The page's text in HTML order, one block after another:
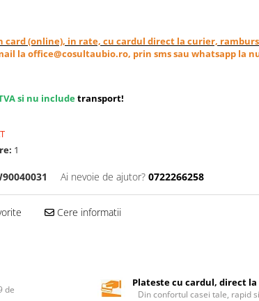
(online), in rate, cu cardul direct la curier, ramburs
la office@cosultaubio.ro, prin sms sau whatsapp la
si nu includetransport!
1
Ai nevoie de ajutor? 0722266258
Cere informatii
de
Plateste cu cardul, direct
Din confortul casei tale, rapid